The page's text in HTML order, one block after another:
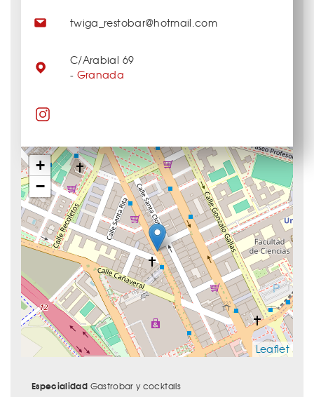
+
−
Leaflet
twiga_restobar@hotmail.com
C/Arabial 69
- Granada
Especialidad Gastrobar y cocktails